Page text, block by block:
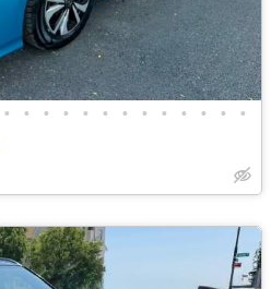
• • • • • • • • • • • • •